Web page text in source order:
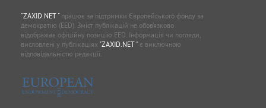
"ZAXID.NET "працює за підтримки Європейського фонду за
демократію (EED). Зміст публікацій не обов’язково
відображає офіційну позицію EED. Інформація чи погляди,
висловлені у публікаціях "ZAXID.NET "є виключною
відповідальністю редакції.